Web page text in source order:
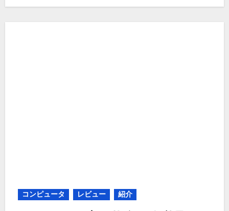
コンピュータ レビュー 紹介